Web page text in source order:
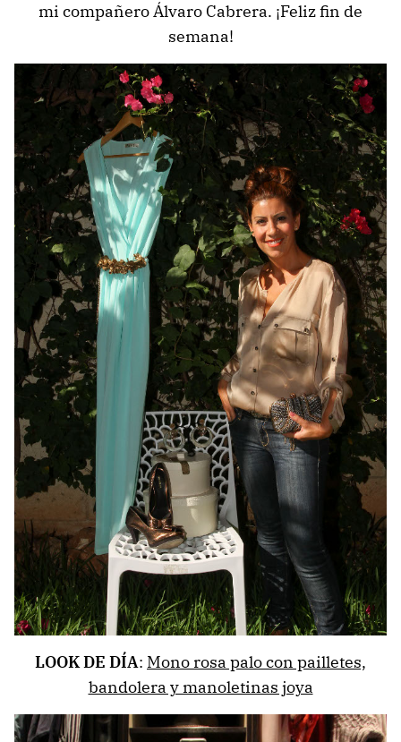
mi compañero Álvaro Cabrera. ¡Feliz fin de
semana!
LOOK DE DÍA: Mono rosa palo con pailletes,
bandolera y manoletinas joya